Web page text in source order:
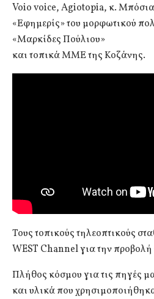
Voio voice, Agiotopia, κ.
«Εφημερίς» του μορφωτικού
«Μαρκίδες Πούλιου»
και τοπικά ΜΜΕ της Κοζάνης.
Τους τοπικούς τηλεοπτικούς
WEST Channel για την προβολή
Πλήθος κόσμου για τις πηγές
και υλικά που